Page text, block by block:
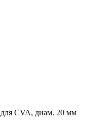
CVA, диам. 20 мм